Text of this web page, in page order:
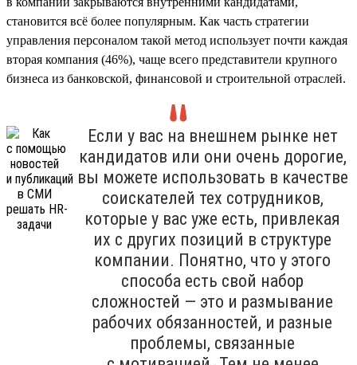
становится всё более популярным. Как часть стратегии
управления персоналом такой метод использует почти каждая
вторая компания (46%), чаще всего представители крупного
бизнеса из банковской, финансовой и строительной отраслей.
Если у вас на внешнем рынке нет
кандидатов или они очень дорогие,
вы можете использовать в качестве
соискателей тех сотрудников,
которые у вас уже есть, привлекая
их с других позиций в структуре
компании. Понятно, что у этого
способа есть свой набор
сложностей — это и размывание
рабочих обязанностей, и разные
проблемы, связанные